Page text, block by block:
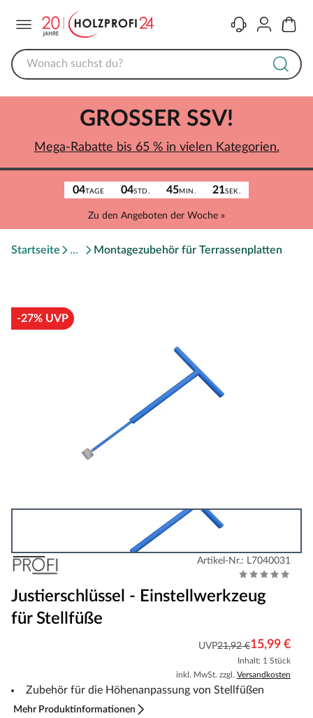
KontaktKonto
04TAGE 04STD. 45MIN. 21SEK.
Zu den Angeboten der Woche »
GROSSER SSV!
Mega-Rabatte bis 65 % in vielen Kategorien.
Startseite Montagezubehör für Terrassenplatten
-27% UVP
Artikel-Nr.: L7040031
Justierschlüssel - Einstellwerkzeug
für Stellfüße
UVP21,92 €15,99 €
Inhalt: 1 Stück
inkl. MwSt. zzgl. Versandkosten
Zubehör für die Höhenanpassung von Stellfüßen
Mehr Produktinformationen